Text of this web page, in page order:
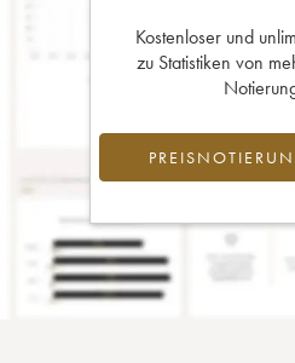
Kostenloser und
zu Statistiken von